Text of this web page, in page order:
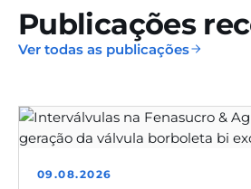
Publicações
Ver todas as publicações
09.08.2026